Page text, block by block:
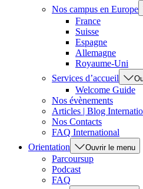
Nos campus en Europe
France
Suisse
Espagne
Allemagne
Royaume-Uni
Services d’accueil
Welcome Guide
Nos évènements
Articles | Blog
Nos Contacts
FAQ International
Orientation
Ouvrir le menu
Parcoursup
Podcast
FAQ